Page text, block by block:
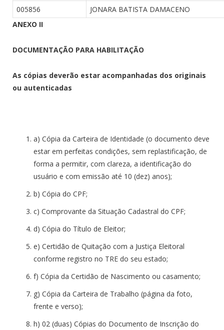
005856
JONARA BATISTA DAMACENO
ANEXO II
DOCUMENTAÇÃO PARA HABILITAÇÃO
As cópias deverão estar acompanhadas dos originais
ou autenticadas
a) Cópia da Carteira de Identidade (o documento deve
estar em perfeitas condições, sem replastificação, de
forma a permitir, com clareza, a identificação do
usuário e com emissão até 10 (dez) anos);
b) Cópia do CPF;
c) Comprovante da Situação Cadastral do CPF;
d) Cópia do Título de Eleitor;
e) Certidão de Quitação com a Justiça Eleitoral
conforme registro no TRE do seu estado;
f) Cópia da Certidão de Nascimento ou casamento;
g) Cópia da Carteira de Trabalho (página da foto,
frente e verso);
h) 02 (duas) Cópias do Documento de Inscrição do